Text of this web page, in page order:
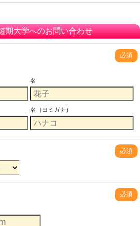
期大学へのお問い合わせ
必須
名
名（ヨミガナ）
必須
必須